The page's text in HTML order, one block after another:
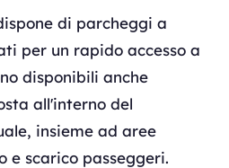
di parcheggi a
per un rapido accesso a
disponibili anche
all'interno del
insieme ad aree
e scarico passeggeri.